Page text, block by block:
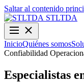
Saltar al contenido
STLTDA
InicioQuiénes somos
Confiabilidad
Especialistas